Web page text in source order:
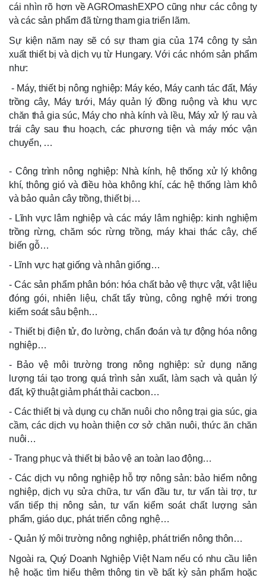
cái nhìn rõ hơn về AGROmashEXPO cũng như các công ty
và các sản phẩm đã từng tham gia triển lãm.
Sự kiện năm nay sẽ có sự tham gia của 174 công ty sản
xuất thiết bị và dịch vụ từ Hungary. Với các nhóm sản phẩm
như:
- Máy, thiết bị nông nghiệp: Máy kéo, Máy canh tác đất, Máy
trồng cây, Máy tưới, Máy quản lý đồng ruộng và khu vực
chăn thả gia súc, Máy cho nhà kính và lều, Máy xử lý rau và
trái cây sau thu hoạch, các phương tiện và máy móc vận
chuyển, …
- Công trình nông nghiệp: Nhà kính, hệ thống xử lý không
khí, thông gió và điều hòa không khí, các hệ thống làm khô
và bảo quản cây trồng, thiết bị…
- Lĩnh vực lâm nghiệp và các máy lâm nghiệp: kinh nghiệm
trồng rừng, chăm sóc rừng trồng, máy khai thác cây, chế
biến gỗ…
- Lĩnh vực hạt giống và nhân giống…
- Các sản phẩm phân bón: hóa chất bảo vệ thực vật, vật liệu
đóng gói, nhiên liệu, chất tẩy trùng, công nghệ mới trong
kiểm soát sâu bệnh…
- Thiết bị điện tử, đo lường, chẩn đoán và tự động hóa nông
nghiệp…
- Bảo vệ môi trường trong nông nghiệp: sử dụng năng
lượng tái tạo trong quá trình sản xuất, làm sạch và quản lý
đất, kỹ thuật giảm phát thải cacbon…
- Các thiết bị và dụng cụ chăn nuôi cho nông trại gia súc, gia
cầm, các dịch vụ hoàn thiện cơ sở chăn nuôi, thức ăn chăn
nuôi…
- Trang phục và thiết bị bảo vệ an toàn lao động…
- Các dịch vụ nông nghiệp hỗ trợ nông sản: bảo hiểm nông
nghiệp, dịch vụ sửa chữa, tư vấn đầu tư, tư vấn tài trợ, tư
vấn tiếp thị nông sản, tư vấn kiểm soát chất lượng sản
phẩm, giáo dục, phát triển công nghệ…
- Quản lý môi trường nông nghiệp, phát triển nông thôn…
Ngoài ra, Quý Doanh Nghiệp Việt Nam nếu có nhu cầu liên
hệ hoặc tìm hiểu thêm thông tin về bất kỳ sản phẩm hoặc